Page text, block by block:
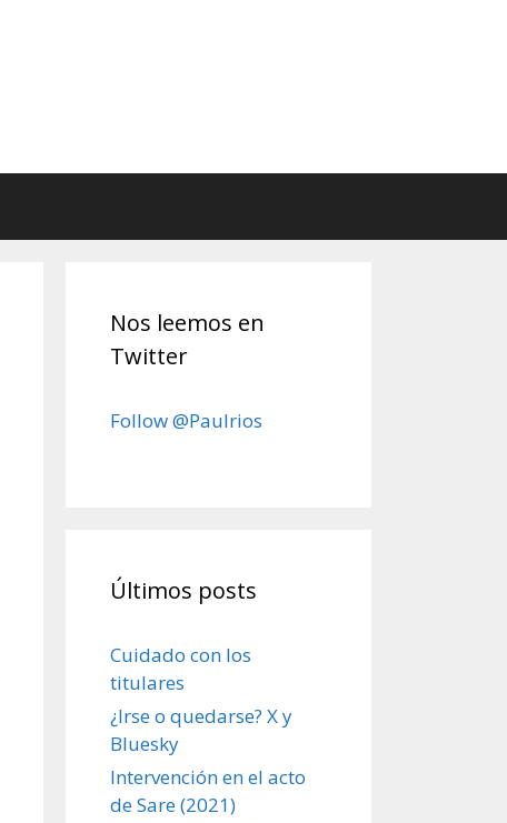
Nos leemos en
Twitter
Follow @Paulrios
Últimos posts
Cuidado con los
titulares
¿Irse o quedarse? X y
Bluesky
Intervención en el acto
de Sare (2021)